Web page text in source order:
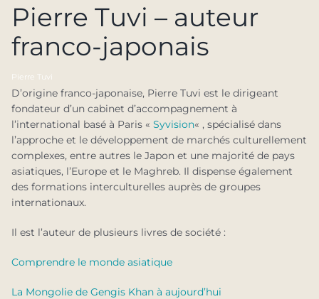
Pierre Tuvi – auteur
franco-japonais
Pierre Tuvi
D’origine franco-japonaise, Pierre Tuvi est le dirigeant
fondateur d’un cabinet d’accompagnement à
l’international basé à Paris « Syvision« , spécialisé dans
l’approche et le développement de marchés culturellement
complexes, entre autres le Japon et une majorité de pays
asiatiques, l’Europe et le Maghreb. Il dispense également
des formations interculturelles auprès de groupes
internationaux.
Il est l’auteur de plusieurs livres de société :
Comprendre le monde asiatique
La Mongolie de Gengis Khan à aujourd’hui